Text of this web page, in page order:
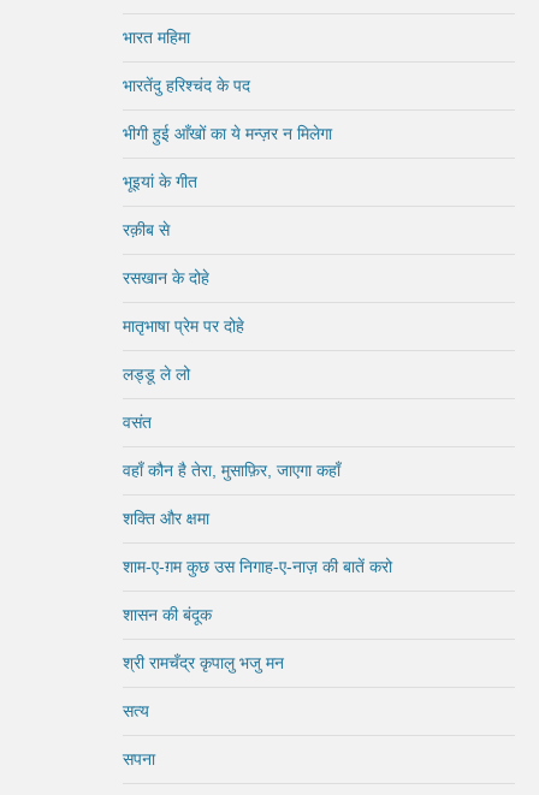
भारत महिमा
भारतेंदु हरिश्चंद के पद
भीगी हुई आँखों का ये मन्ज़र न मिलेगा
भूइयां के गीत
रक़ीब से
रसखान के दोहे
मातृभाषा प्रेम पर दोहे
लड्डू ले लो
वसंत
वहाँ कौन है तेरा, मुसाफ़िर, जाएगा कहाँ
शक्ति और क्षमा
शाम-ए-ग़म कुछ उस निगाह-ए-नाज़ की बातें करो
शासन की बंदूक
श्री रामचँद्र कृपालु भजु मन
सत्य
सपना